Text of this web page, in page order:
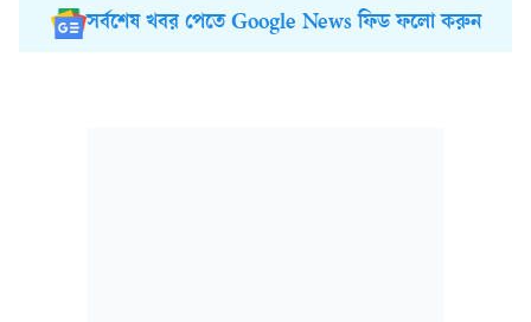
সর্বশেষ খবর পেতে Google News ফিড ফলো করুন